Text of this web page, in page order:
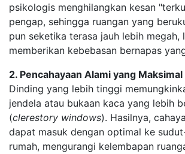
psikologis menghilangkan kesan
pengap, sehingga ruangan yang
pun seketika terasa jauh lebih megah,
memberikan kebebasan bernapas
2. Pencahayaan Alami yang Maksimal
Dinding yang lebih tinggi
jendela atau bukaan kaca yang lebih
(clerestory windows). Hasilnya,
dapat masuk dengan optimal ke
rumah, mengurangi kelembapan